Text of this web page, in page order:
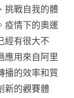
挑戰自我的體
疫情下的奧運
經有很大不
應用來自阿里
播的效率和質
新的觀賽體